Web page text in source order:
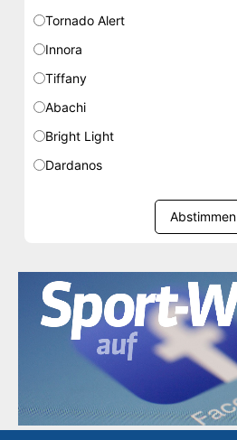
Tornado Alert
Innora
Tiffany
Abachi
Bright Light
Dardanos
Abstimmen